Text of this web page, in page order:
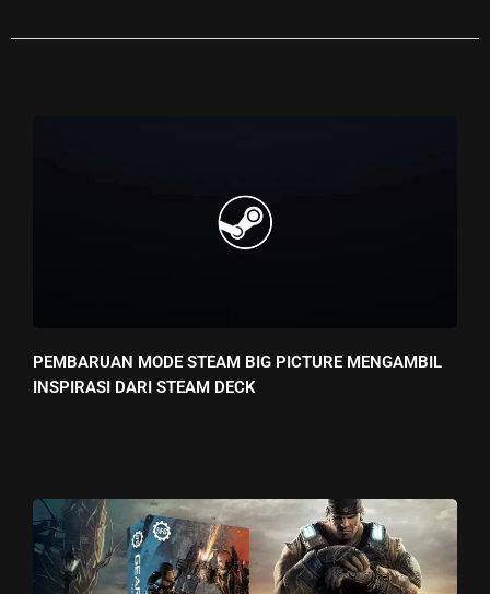
PEMBARUAN MODE STEAM BIG PICTURE MENGAMBIL
INSPIRASI DARI STEAM DECK